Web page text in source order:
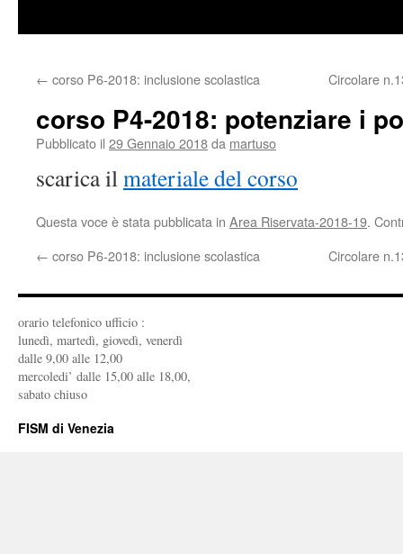
← corso P6-2018: inclusione scolastica Circolare
corso P4-2018: potenziare i
Pubblicato il 29 Gennaio 2018da martuso
scarica ilmateriale del corso
Questa voce è stata pubblicata in Area Riservata-2018-19.
← corso P6-2018: inclusione scolastica Circolare
orario telefonico ufficio :
lunedì, martedì, giovedì, venerdì
dalle 9,00 alle 12,00
mercoledi’ dalle 15,00 alle 18,00,
sabato chiuso
FISM di Venezia